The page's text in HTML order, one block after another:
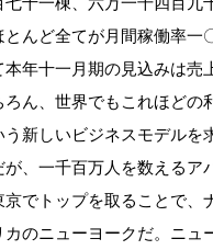
んど全てが月間稼働率
年十一月期の見込みは
ん、世界でもこれほど
新しいビジネスモデル
、一千百万人を数える
でトップを取ることで
のニューヨークだ。ニ